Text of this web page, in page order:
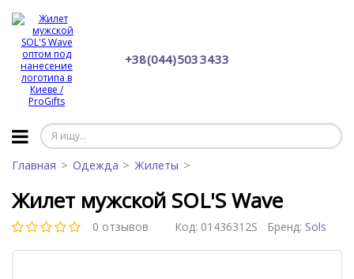
+38 (044) 503 34 33
Главная Одежда Жилеты
Жилет мужской SOL'S Wave
0 отзывов Бренд: Sols
Код: 01436312S